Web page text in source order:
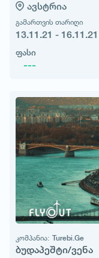
ავსტრია
გამართვის თარიღი
13.11.21 - 16.11.21
ფასი
---
კომპანია: Turebi.Ge
ბუდაპეშტი/ვენა